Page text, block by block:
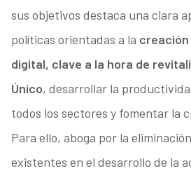
sus objetivos destaca una clara
políticas orientadas a la creación
digital, clave a la hora de
Único, desarrollar la
todos los sectores y fomentar la
Para ello, aboga por la
existentes en el desarrollo de la